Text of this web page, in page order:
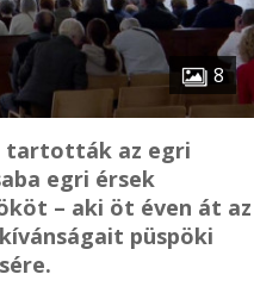
8
tartották az egri
egri érsek
– aki öt éven át az
püspöki